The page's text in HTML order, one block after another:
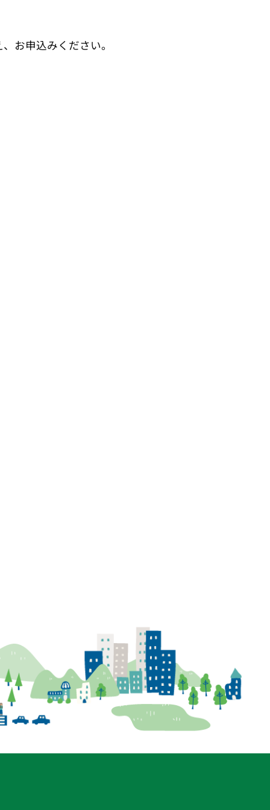
お申込みください。